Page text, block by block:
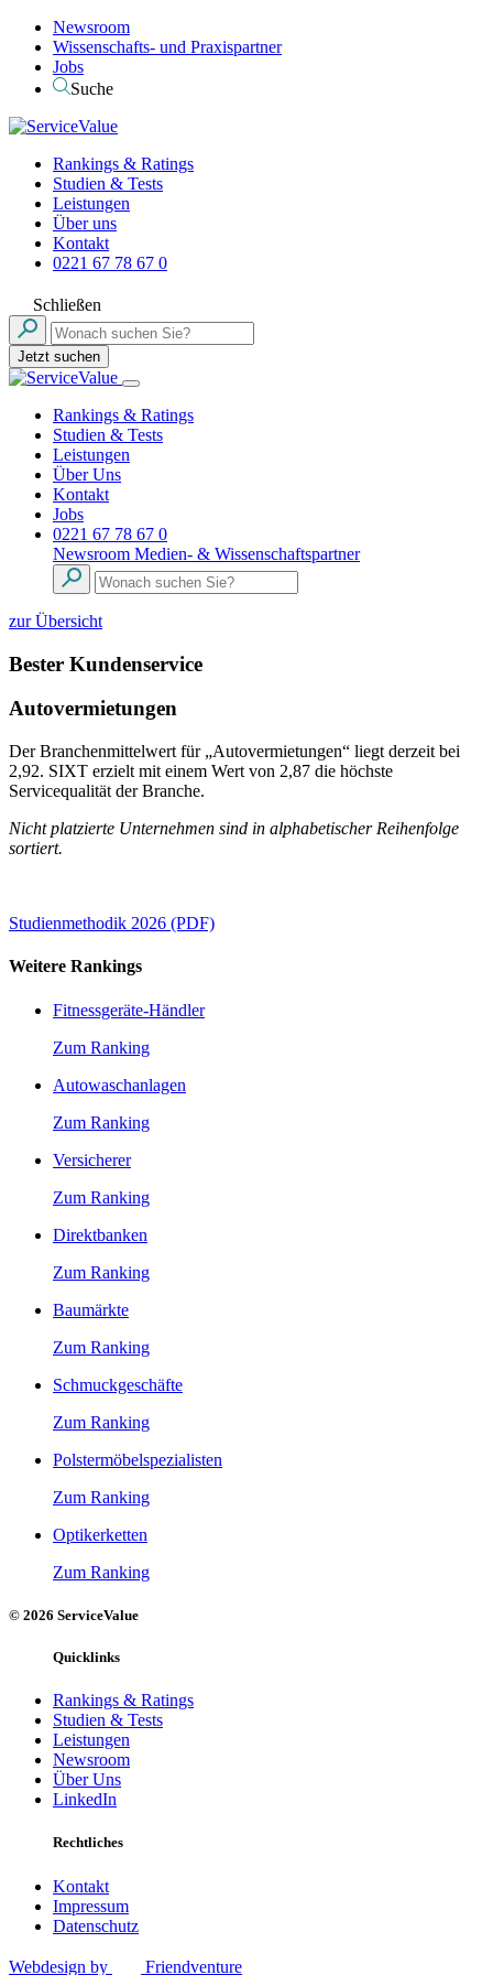
Newsroom
Wissenschafts- und Praxispartner
Jobs
Suche
Rankings & Ratings
Studien & Tests
Leistungen
Über uns
Kontakt
0221 67 78 67 0
Schließen
Jetzt suchen
Rankings & Ratings
Studien & Tests
Leistungen
Über Uns
Kontakt
Jobs
0221 67 78 67 0
Newsroom Medien- & Wissenschaftspartner
zur Übersicht
Bester Kundenservice
Autovermietungen
Der Branchenmittelwert für „Autovermietungen“ liegt derzeit bei
2,92. SIXT erzielt mit einem Wert von 2,87 die höchste
Servicequalität der Branche.
Nicht platzierte Unternehmen sind in alphabetischer Reihenfolge
sortiert.
Studienmethodik 2026 (PDF)
Weitere Rankings
Fitnessgeräte-Händler
Zum Ranking
Autowaschanlagen
Zum Ranking
Versicherer
Zum Ranking
Direktbanken
Zum Ranking
Baumärkte
Zum Ranking
Schmuckgeschäfte
Zum Ranking
Polstermöbelspezialisten
Zum Ranking
Optikerketten
Zum Ranking
© 2026 ServiceValue
Quicklinks
Rankings & Ratings
Studien & Tests
Leistungen
Newsroom
Über Uns
LinkedIn
Rechtliches
Kontakt
Impressum
Datenschutz
Webdesign by Friendventure